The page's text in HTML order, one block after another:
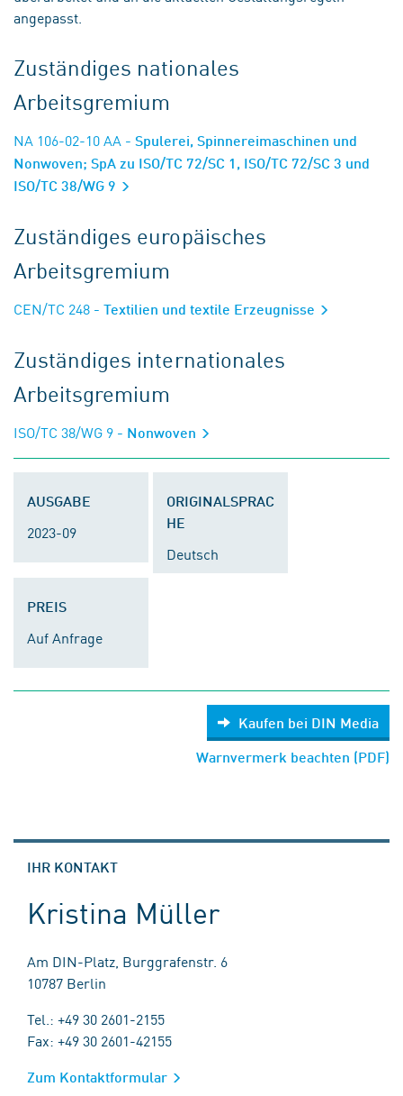
angepasst.
Zuständiges nationales
Arbeitsgremium
NA 106-02-10 AA - Spulerei, Spinnereimaschinen und
Nonwoven; SpA zu ISO/TC 72/SC 1, ISO/TC 72/SC 3 und
ISO/TC 38/WG 9
Zuständiges europäisches
Arbeitsgremium
CEN/TC 248 - Textilien und textile Erzeugnisse
Zuständiges internationales
Arbeitsgremium
ISO/TC 38/WG 9 - Nonwoven
AUSGABE
2023-09
ORIGINALSPRAC
HE
Deutsch
PREIS
Auf Anfrage
Kaufen bei DIN Media
Warnvermerk beachten (PDF)
IHR KONTAKT
Kristina Müller
Am DIN-Platz, Burggrafenstr. 6
10787 Berlin
Tel.: +49 30 2601-2155
Fax: +49 30 2601-42155
Zum Kontaktformular